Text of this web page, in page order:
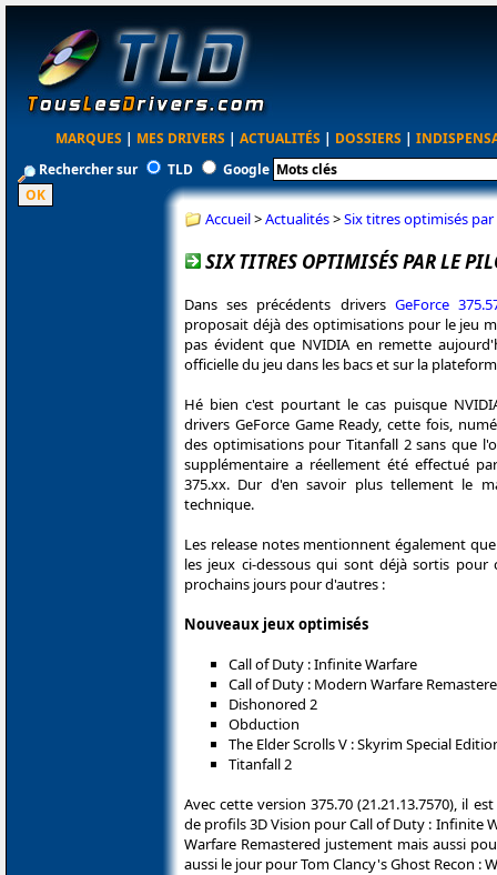
MARQUES | MES DRIVERS | ACTUALITÉS | DOSSIERS |
Rechercher sur
TLD Google
Accueil>Actualités>Six titres optimisés par
SIX TITRES OPTIMISÉS PAR LE
Dans ses précédents drivers GeForce
proposait déjà des optimisations pour le jeu
pas évident que NVIDIA en remette
officielle du jeu dans les bacs et sur la
Hé bien c'est pourtant le cas puisque
drivers GeForce Game Ready, cette fois,
des optimisations pour Titanfall 2 sans que
supplémentaire a réellement été effectué
375.xx. Dur d'en savoir plus tellement le
technique.
Les release notes mentionnent également
les jeux ci-dessous qui sont déjà sortis
prochains jours pour d'autres :
Nouveaux jeux optimisés
Call of Duty : Infinite Warfare
Call of Duty : Modern Warfare
Dishonored 2
Obduction
The Elder Scrolls V : Skyrim Special
Titanfall 2
Avec cette version 375.70 (21.21.13.7570), il
de profils 3D Vision pour Call of Duty : Infinite
Warfare Remastered justement mais aussi
aussi le jour pour Tom Clancy's Ghost Recon :